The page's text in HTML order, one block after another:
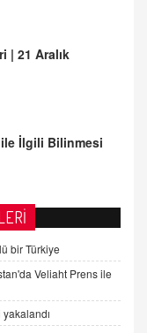
İlgili Bilinmesi
ve dijital hukukun
bir Türkiye
Veliaht Prens ile